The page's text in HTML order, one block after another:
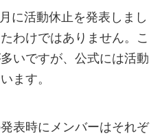
に活動休止を発表しまし
わけではありません。こ
いですが、公式には活動
ます。
表時にメンバーはそれぞ